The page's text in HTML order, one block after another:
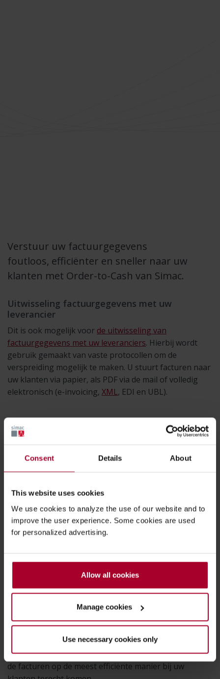
Consent Details About
This website uses cookies
We use cookies to analyze the use of our website and to
improve the user experience. Some cookies are used
for personalized advertising.
Allow all cookies
Manage cookies
Use necessary cookies only
Verstuur uw factuurgegevens
foutloos, efficiënter en sneller naar uw
klanten met Order-to-Cash van Simac.
Uitwisseling factuurgegevens met uw
leverancier
Dit is ook mogelijk voor de uitwisseling van
factuurgegevens met uw leveranciers. Hierbij wordt
gebruik gemaakt van vaste protocollen om de
verspreiding mogelijk te maken. U stuurt facturen naar
uw klanten via papier, als PDF via de mail of volledig
elektronisch (e-invoicing, XML, EDI en UBL).
Hoe werkt de Order2Cash oplossing voor
facturen?
Deze
oogopslag
weer wat
Order2Cash
voor u doet.
te doen is het
van
ERP-systeem.
Ons e-invoicing platform zorgt er vervolgens voor dat
de facturen op de meest efficiënte manier bij uw